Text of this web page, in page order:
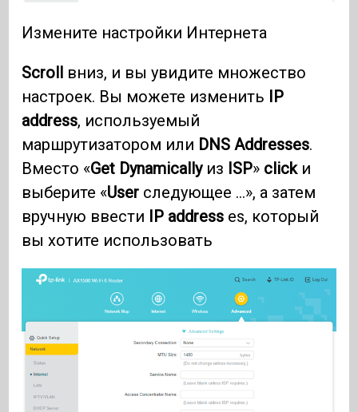
Измените настройки Интернета
Scroll вниз, и вы увидите множество
настроек. Вы можете изменить IP
address, используемый
маршрутизатором или DNS Addresses.
Вместо «Get Dynamicallyиз ISP» clickи
выберите «User следующее ...», а затем
вручную ввести IP address es, который
вы хотите использовать